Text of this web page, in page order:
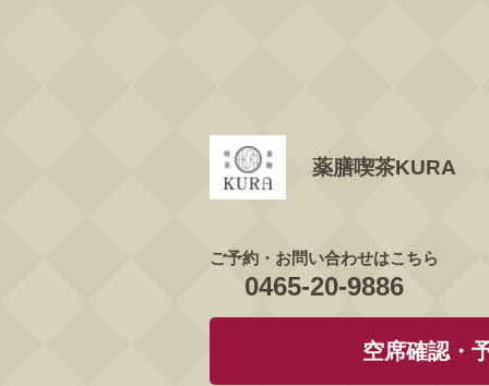
薬膳喫茶KURA
ご予約・お問い合わせはこちら
0465-20-9886
空席確認・